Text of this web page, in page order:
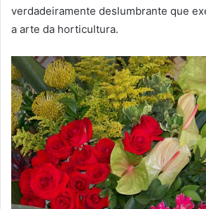
verdadeiramente deslumbrante que
a arte da horticultura.